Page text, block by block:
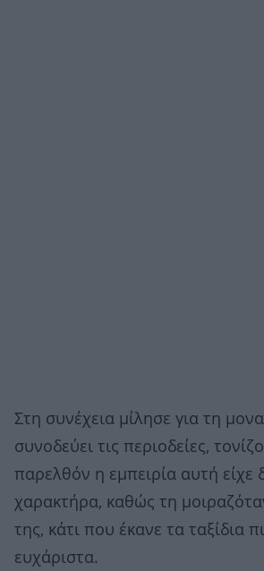
Στη συνέχεια μίλησε για τη
συνοδεύει τις περιοδείες,
παρελθόν η εμπειρία αυτή είχε
χαρακτήρα, καθώς τη
της, κάτι που έκανε τα ταξίδια
ευχάριστα.